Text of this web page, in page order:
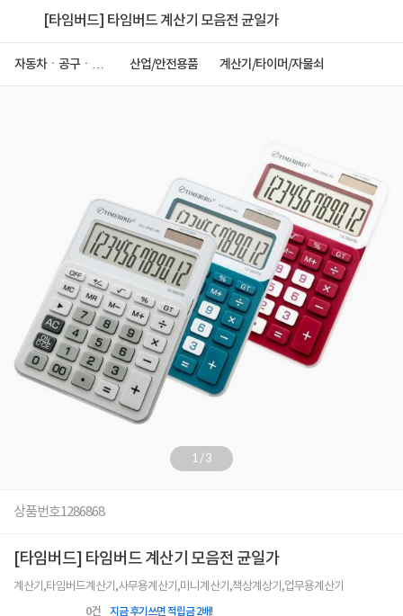
[타임버드] 타임버드 계산기 모음전 균일가
자동차ㆍ공구ㆍ안
산업/안전용품 계산기/타이머/자물쇠
1/3
상품번호1286868
[타임버드] 타임버드 계산기 모음전 균일가
계산기,타임버드계산기,사무용계산기,미니계산기,책상계상기,업무용계산기
0건 지금 후기쓰면 적립금 2배!